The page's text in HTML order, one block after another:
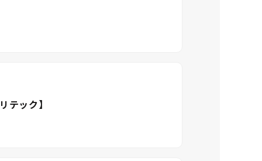
テック】